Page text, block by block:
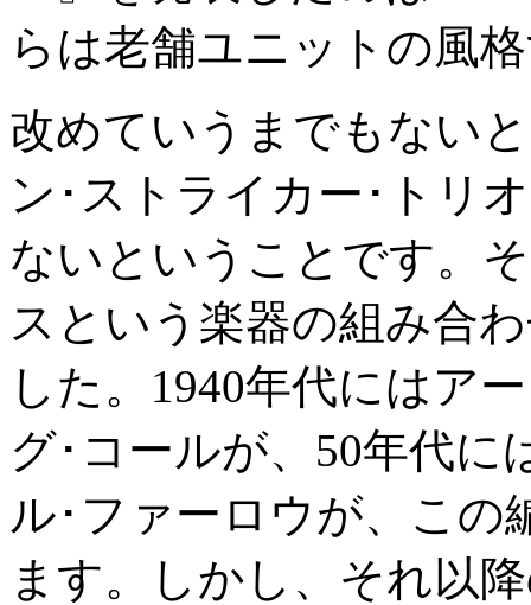
らは老舗ユニットの風
改めていうまでもない
ン･ストライカー･トリ
ないということです。
スという楽器の組み合
した。1940年代にはア
グ･コールが、50年代に
ル･ファーロウが、この
ます。しかし、それ以